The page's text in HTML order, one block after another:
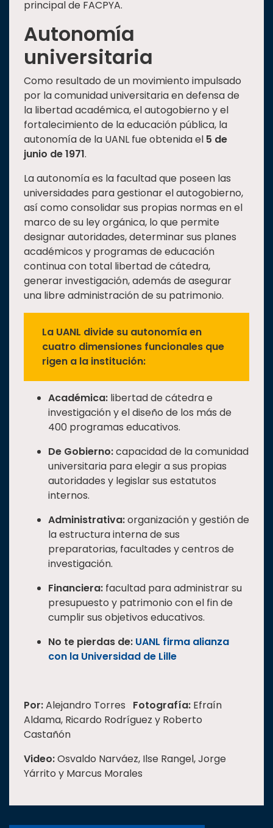
principal de FACPYA.
Autonomía
universitaria
Como resultado de un movimiento impulsado
por la comunidad universitaria en defensa de
la libertad académica, el autogobierno y el
fortalecimiento de la educación pública, la
autonomía de la UANL fue obtenida el 5 de
junio de 1971.
La autonomía es la facultad que poseen las
universidades para gestionar el autogobierno,
así como consolidar sus propias normas en el
marco de su ley orgánica, lo que permite
designar autoridades, determinar sus planes
académicos y programas de educación
continua con total libertad de cátedra,
generar investigación, además de asegurar
una libre administración de su patrimonio.
La UANL divide su autonomía en
cuatro dimensiones funcionales que
rigen a la institución:
Académica: libertad de cátedra e
investigación y el diseño de los más de
400 programas educativos.
De Gobierno:capacidad de la comunidad
universitaria para elegir a sus propias
autoridades y legislar sus estatutos
internos.
Administrativa:organización y gestión de
la estructura interna de sus
preparatorias, facultades y centros de
investigación.
Financiera: facultad para administrar su
presupuesto y patrimonio con el fin de
cumplir sus objetivos educativos.
No te pierdas de: UANL firma alianza
con la Universidad de Lille
Por:Alejandro Torres Fotografía: Efraín
Aldama, Ricardo Rodríguez y Roberto
Castañón
Video:Osvaldo Narváez, Ilse Rangel, Jorge
Yárrito y Marcus Morales